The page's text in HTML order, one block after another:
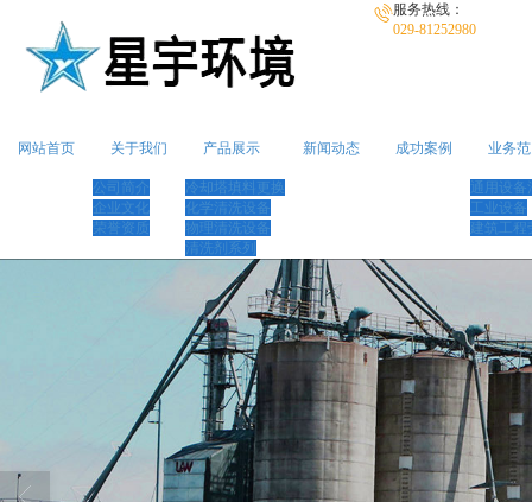
服务热线：
029-81252980
网站首页 关于我们
公司简介
企业文化
荣誉资质
产品展示
冷却塔填料更换
化学清洗设备
物理清洗设备
清洗剂系列
新闻动态 成功案例 业务范
通用设备
工业设备
建筑工程